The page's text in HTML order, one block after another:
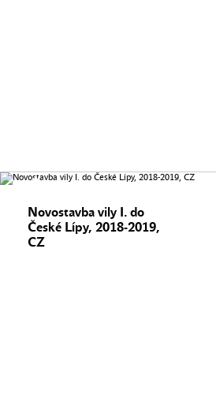
Novostavba vily I. do
České Lípy, 2018-2019,
CZ